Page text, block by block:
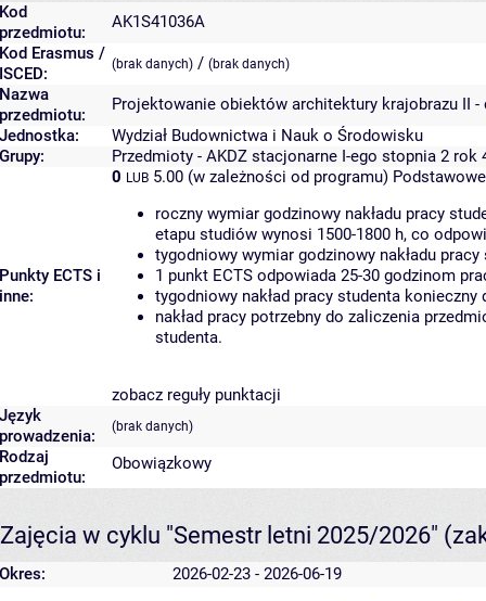
Kod
przedmiotu:
AK1S41036A
Kod Erasmus /
ISCED:
(brak danych) / (brak danych)
Nazwa
przedmiotu:
Projektowanie obiektów architektury krajobrazu II -
Jednostka:
Wydział Budownictwa i Nauk o Środowisku
Grupy:
Przedmioty - AKDZ stacjonarne I-ego stopnia 2 rok
Punkty ECTS i
inne:
0 LUB 5.00 (w zależności od programu)
roczny wymiar godzinowy nakładu pracy
etapu studiów wynosi 1500-1800 h, co
tygodniowy wymiar godzinowy nakładu
1 punkt ECTS odpowiada 25-30 godzinom
tygodniowy nakład pracy studenta
nakład pracy potrzebny do zaliczenia
studenta.
zobacz reguły punktacji
Język
prowadzenia:
(brak danych)
Rodzaj
przedmiotu:
Obowiązkowy
Zajęcia w cyklu "Semestr letni 2025/2026"
Okres: 2026-02-23 - 2026-06-19